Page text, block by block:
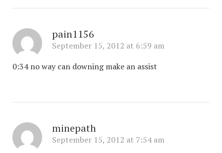
pain1156
September 15, 2012 at 6:59 am
0:34 no way can downing make an assist
minepath
September 15, 2012 at 7:54 am